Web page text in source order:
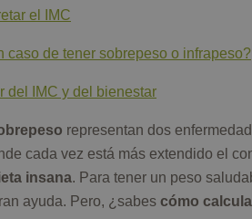
el IMC
caso de tener sobrepeso o infrapeso?
del IMC y del bienestar
representan dos
cada vez está más extendido el
insana. Para tener un peso
ayuda. Pero, ¿sabes cómo